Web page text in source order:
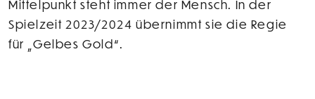
Mittelpunkt steht immer der Mensch. In der
Spielzeit 2023/2024 übernimmt sie die Regie
für „Gelbes Gold“.